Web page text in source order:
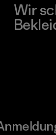
Wir